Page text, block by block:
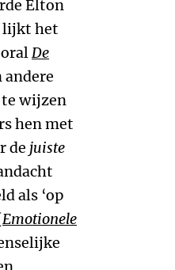
Elton
lijkt het
De
andere
wijzen
hen met
de juiste
als ‘op
Emotionele